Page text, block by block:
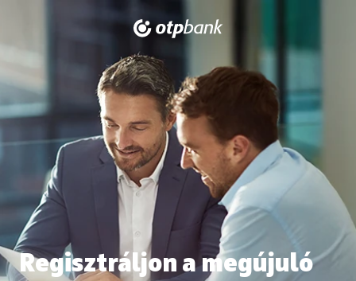
Regisztráljon a megújuló